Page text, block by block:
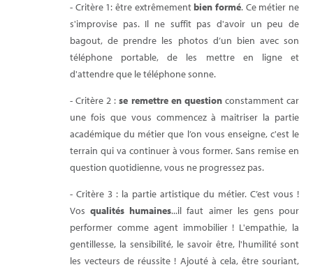
- Critère 1: être extrêmementbien formé. Ce métier ne
s'improvise pas. Il ne suffit pas d'avoir un peu de
bagout, de prendre les photos d’un bien avec son
téléphone portable, de les mettre en ligne et
d'attendre que le téléphone sonne.
- Critère 2 :se remettre en questionconstamment car
une fois que vous commencez à maitriser la partie
académique du métier que l’on vous enseigne, c'est le
terrain qui va continuer à vous former. Sans remise en
question quotidienne, vous ne progressez pas.
- Critère 3 : la partie artistique du métier. C’est vous !
Vosqualités humaines...il faut aimer les gens pour
performer comme agent immobilier ! L'empathie, la
gentillesse, la sensibilité, le savoir être, l'humilité sont
les vecteurs de réussite ! Ajouté à cela, être souriant,